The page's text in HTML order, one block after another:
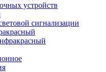
устройств
сигнализации